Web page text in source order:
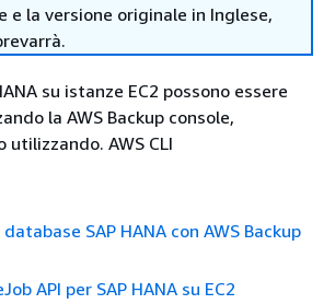
e la versione originale in Inglese,
su istanze EC2 possono essere
la AWS Backup console,
utilizzando. AWS CLI
SAP HANA con AWS Backup
API per SAP HANA su EC2